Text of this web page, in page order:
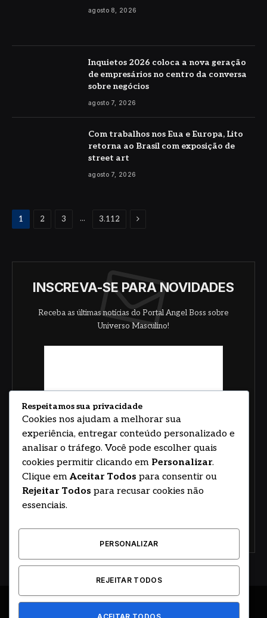
agosto 8, 2026
Inquietos 2026 coloca a nova geração
de empresários no centro da conversa
sobre negócios
agosto 7, 2026
Com trabalhos nos Eua e Europa, Lito
retorna ao Brasil com exposição de
street art
agosto 7, 2026
1 2 3 ... 3.112 Proximo
INSCREVA-SE PARA NOVIDADES
Receba as últimas notícias do Portal Angel Boss sobre
Universo Masculino!
© 2026
Respeitamos sua privacidade
Cookies nos ajudam a melhorar sua
experiência, entregar conteúdo personalizado e
analisar o tráfego. Você pode escolher quais
cookies permitir clicando em Personalizar.
Clique em Aceitar Todos para consentir ou
Rejeitar Todos para recusar cookies não
essenciais.
PERSONALIZAR
REJEITAR TODOS